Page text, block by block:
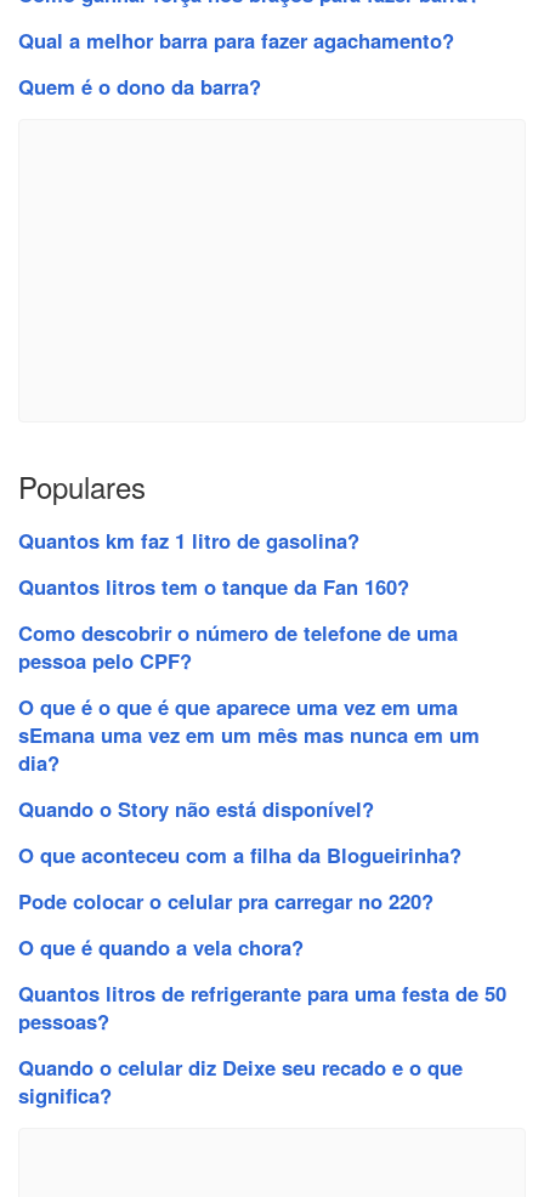
Qual a melhor barra para fazer agachamento?
Quem é o dono da barra?
Populares
Quantos km faz 1 litro de gasolina?
Quantos litros tem o tanque da Fan 160?
Como descobrir o número de telefone de uma
pessoa pelo CPF?
O que é o que é que aparece uma vez em uma
sEmana uma vez em um mês mas nunca em um
dia?
Quando o Story não está disponível?
O que aconteceu com a filha da Blogueirinha?
Pode colocar o celular pra carregar no 220?
O que é quando a vela chora?
Quantos litros de refrigerante para uma festa de 50
pessoas?
Quando o celular diz Deixe seu recado e o que
significa?